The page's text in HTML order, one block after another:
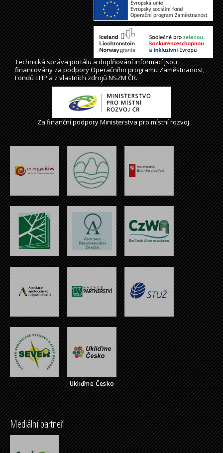
Technická správaportálua doplňování informací jsou
financovány za podpory Operačního programu Zaměstnanost,
Fondů EHP a z vlastních zdrojů NSZM ČR.
Za finanční podpory Ministerstva pro místní rozvoj.
Ukliďme Česko
Mediální partneři